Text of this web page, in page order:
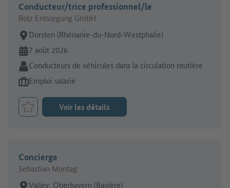
Conducteur/trice professionnel/le
Bolz Entsorgung GmbH
Lieu de travail:
Dorsten (Rhénanie-du-Nord-Westphalie)
En ligne depuis:
7 août 2026
Secteur:
Conducteurs de véhicules dans la circulation routière
Type d'offre d'emploi:
Emploi salarié
Retenir le job
Voir les détails
Concierge
Sebastian Montag
Lieu de travail:
Valley, Oberbayern (Bavière)